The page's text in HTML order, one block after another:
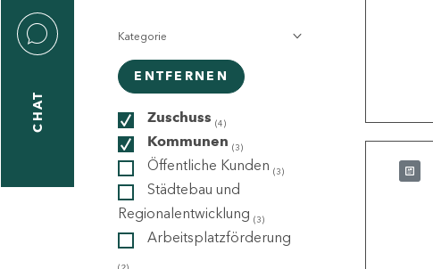
CHAT
Kategorie
ENTFERNEN
Zuschuss (4)
Kommunen (3)
Öffentliche Kunden (3)
Städtebau und
Regionalentwicklung (3)
Arbeitsplatzförderung